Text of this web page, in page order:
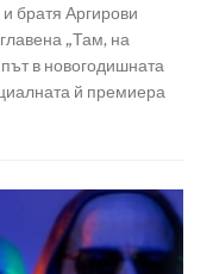
братя Аргирови
„Там, на
в новогодишната
й премиера